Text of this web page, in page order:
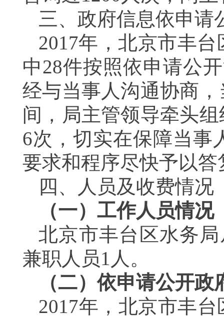
三、政府信息依申请
2017年，北京市丰台
中28件按照依申请公
经与当事人沟通协商
间，局主管领导牵头
6次，切实在保障当事
要求和程序尽快予以答
四、人员及收费情况
（一）工作人员情况
北京市丰台区水务
兼职人员1人。
（二）依申请公开
2017年，北京市丰